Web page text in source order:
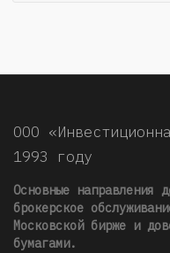
ООО
1993 году
Основные направления
брокерское
Московской бирже и
бумагами.